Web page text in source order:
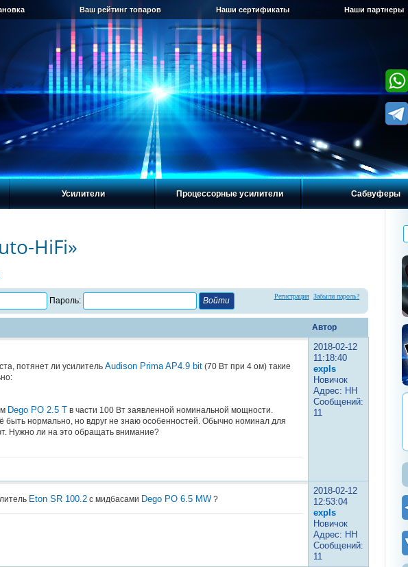
Ваш рейтинг товаров Наши сертификаты Наши партнеры
Усилители Процессорные усилители Сабвуферы
HiFi»
Пароль: Забыли пароль?
Регистрация
Автор
потянет ли усилитель Audison Prima AP4.9 bit(70 Вт при 4 ом) такие
Dego PO 2.5 T в части 100 Вт заявленной номинальной мощности.
быть нормально, но вдруг не знаю особенностей. Обычно номинал для
Нужно ли на это обращать внимание?
2018-02-12
11:18:40
expls
Новичок
Адрес: НН
Сообщений:
11
Eton SR 100.2с мидбасами Dego PO 6.5 MW?
2018-02-12
12:53:04
expls
Новичок
Адрес: НН
Сообщений:
11